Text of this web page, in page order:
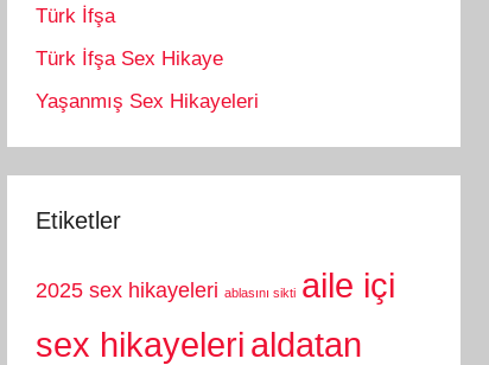
Türk İfşa
Türk İfşa Sex Hikaye
Yaşanmış Sex Hikayeleri
Etiketler
2025 sex hikayeleri ablasını sikti aile içi
sex hikayeleri aldatan